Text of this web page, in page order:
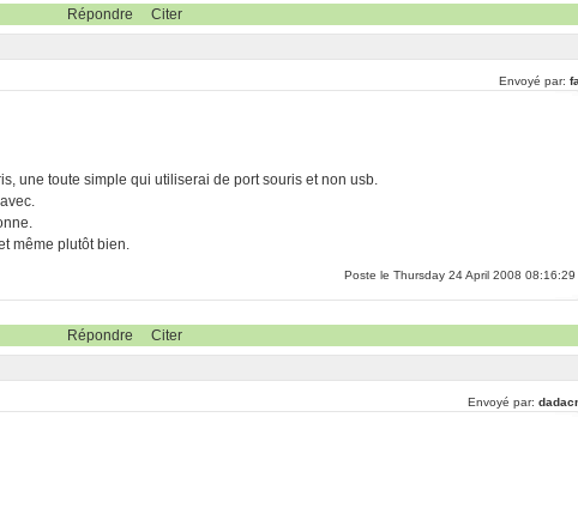
Répondre Citer
Envoyé par:
une toute simple qui utiliserai de port souris et non usb.
même plutôt bien.
Poste le Thursday 24 April 2008 08:16:29
Répondre Citer
Envoyé par: